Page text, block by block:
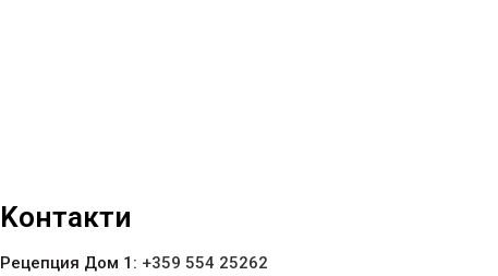
Kонтакти
Рецепция Дом 1: +359 554 25262